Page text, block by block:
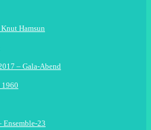
Hamsun
– Gala-Abend
Ensemble-23